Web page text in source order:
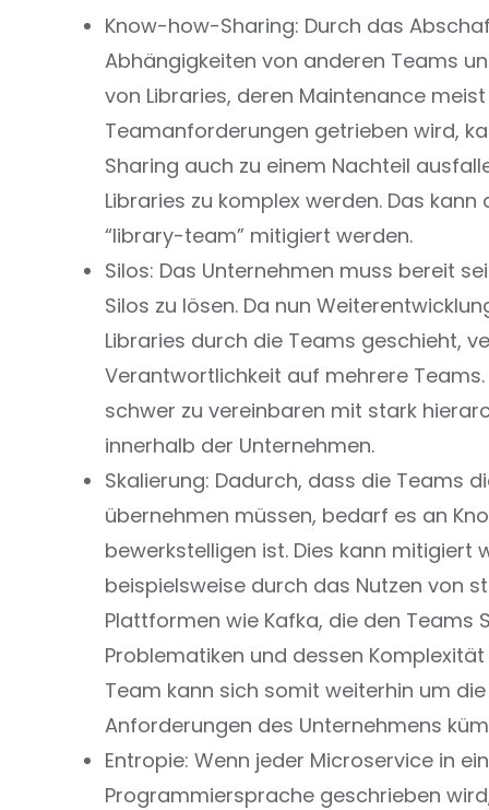
Know-how-Sharing: Durch das
Abhängigkeiten von anderen Teams
von Libraries, deren Maintenance
Teamanforderungen getrieben wird,
Sharing auch zu einem Nachteil
Libraries zu komplex werden. Das
“library-team” mitigiert werden.
Silos: Das Unternehmen muss bereit
Silos zu lösen. Da nun
Libraries durch die Teams geschieht,
Verantwortlichkeit auf mehrere
schwer zu vereinbaren mit stark
innerhalb der Unternehmen.
Skalierung: Dadurch, dass die Teams
übernehmen müssen, bedarf es an
bewerkstelligen ist. Dies kann mitigiert
beispielsweise durch das Nutzen von
Plattformen wie Kafka, die den Teams
Problematiken und dessen
Team kann sich somit weiterhin um
Anforderungen des Unternehmens
Entropie: Wenn jeder Microservice in
Programmiersprache geschrieben